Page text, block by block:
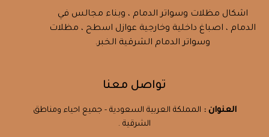
اشكال مظلات وسواتر الدمام ، وبناء مجالس في
الدمام ، اصباغ داخلية وخارجية عوازل اسطح ، مظلات
وسواتر الدمام الشرقية الخبر.
تواصل معنا
العنوان : المملكة العربية السعودية - جميع احياء ومناطق
الشرقية .